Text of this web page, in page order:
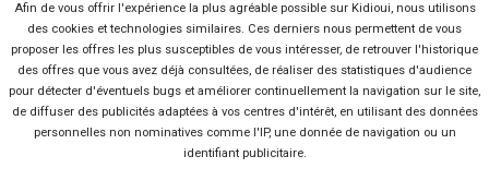
Conditions d'utilisation
Politique de confidentialité
Liens utiles
Afin de vous offrir l'expérience la plus agréable possible sur Kidioui, nous utilisons
des cookies et technologies similaires. Ces derniers nous permettent de vous
proposer les offres les plus susceptibles de vous intéresser, de retrouver l'historique
des offres que vous avez déjà consultées, de réaliser des statistiques d'audience
pour détecter d'éventuels bugs et améliorer continuellement la navigation sur le site,
de diffuser des publicités adaptées à vos centres d'intérêt, en utilisant des données
personnelles non nominatives comme l'IP, une donnée de navigation ou un
identifiant publicitaire.